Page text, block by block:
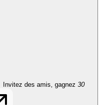
Invitez des amis, gagnez 30